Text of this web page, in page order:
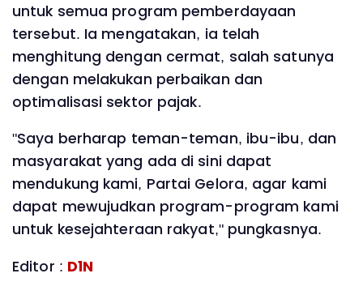
untuk semua program pemberdayaan
tersebut. Ia mengatakan, ia telah
menghitung dengan cermat, salah satunya
dengan melakukan perbaikan dan
optimalisasi sektor pajak.
"Saya berharap teman-teman, ibu-ibu, dan
masyarakat yang ada di sini dapat
mendukung kami, Partai Gelora, agar kami
dapat mewujudkan program-program kami
untuk kesejahteraan rakyat," pungkasnya.
Editor : D1N